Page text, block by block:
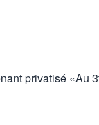
privatisé «Au